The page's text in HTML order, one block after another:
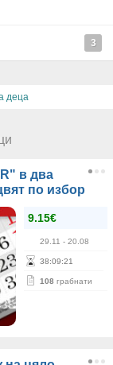
3
деца
в два
по избор
9.15€
29.11 - 20.08
38:09:21
108 грабнати